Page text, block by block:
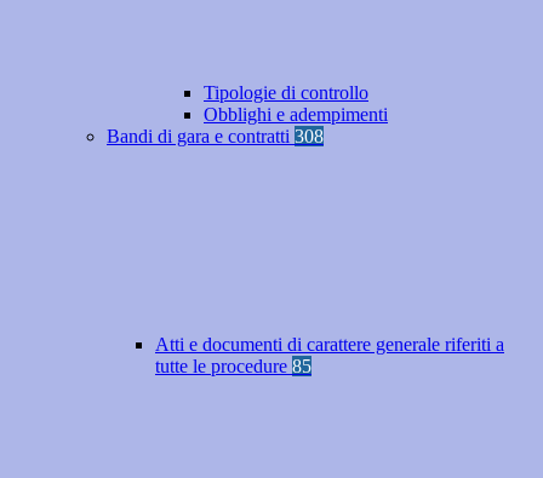
Tipologie di controllo
Obblighi e adempimenti
Bandi di gara e contratti 308
Atti e documenti di carattere generale riferiti a
tutte le procedure 85